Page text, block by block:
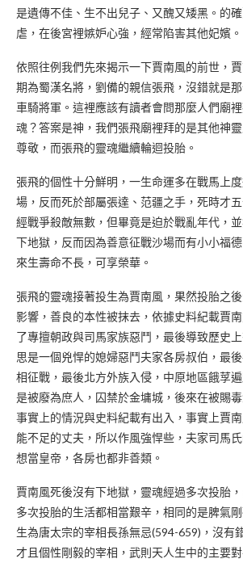
是遺傳不佳、生不出兒子、又醜又矮黑。的
虐，在後宮裡嫉妒心強，經常陷害其他妃嬪。
依照往例我們先來揭示一下賈南風的前世，
期為蜀漢名將，劉備的親信張飛，沒錯就是
車騎將軍。這裡應該有讀者會問那麼人們廟
魂？答案是神，我們張飛廟裡拜的是其他神
尊敬，而張飛的靈魂繼續輪迴投胎。
張飛的個性十分鮮明，一生命運多在戰馬上
場，反而死於部屬張達、范疆之手，死時才
經戰爭殺敵無數，但畢竟是迫於戰亂年代，
下地獄，反而因為善意征戰沙場而有小小福
來生壽命不長，可享榮華。
張飛的靈魂接著投生為賈南風，果然投胎之
影響，善良的本性被抹去，依據史料紀載賈
了專擅朝政與司馬家族惡鬥，最後導致歷史
思是一個兇悍的媳婦惡鬥夫家各房叔伯，最
相征戰，最後北方外族入侵，中原地區餓莩
是被廢為庶人，囚禁於金墉城，後來在被賜
事實上的情況與史料紀載有出入，事實上賈
能不足的丈夫，所以作風強悍些，夫家司馬
想當皇帝，各房也都非善類。
賈南風死後沒有下地獄，靈魂經過多次投胎
多次投胎的生活都相當艱辛，相同的是脾氣
生為唐太宗的宰相長孫無忌(594-659)，沒有
才且個性剛毅的宰相，武則天人生中的主要